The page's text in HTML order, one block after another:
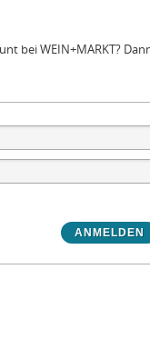
bei WEIN+MARKT?